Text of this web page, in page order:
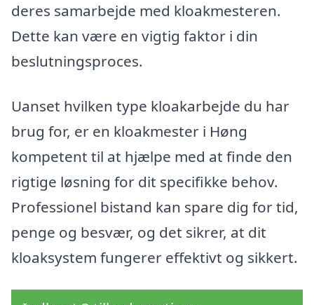
deres samarbejde med kloakmesteren.
Dette kan være en vigtig faktor i din
beslutningsproces.
Uanset hvilken type kloakarbejde du har
brug for, er en kloakmester i Høng
kompetent til at hjælpe med at finde den
rigtige løsning for dit specifikke behov.
Professionel bistand kan spare dig for tid,
penge og besvær, og det sikrer, at dit
kloaksystem fungerer effektivt og sikkert.